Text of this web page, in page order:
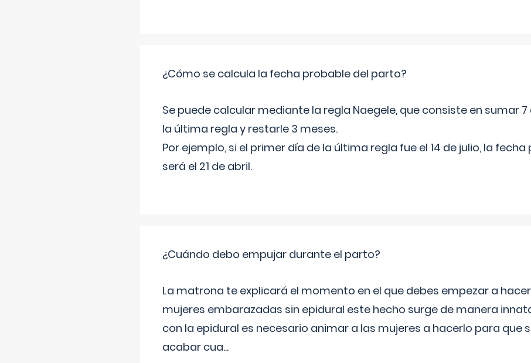
¿Cómo se calcula la fecha probable del parto?
Se puede calcular mediante la regla Naegele, que consiste en sumar
la última regla y restarle 3 meses.
Por ejemplo, si el primer día de la última regla fue el 14 de julio, la
será el 21 de abril.
¿Cuándo debo empujar durante el parto?
La matrona te explicará el momento en el que debes empezar a
mujeres embarazadas sin epidural este hecho surge de manera
con la epidural es necesario animar a las mujeres a hacerlo para que
acabar cua...